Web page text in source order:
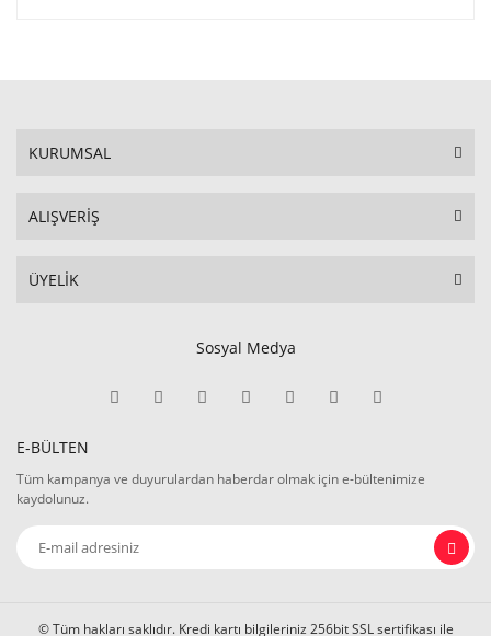
KURUMSAL
ALIŞVERİŞ
ÜYELİK
Sosyal Medya
E-BÜLTEN
Tüm kampanya ve duyurulardan haberdar olmak için e-bültenimize
kaydolunuz.
© Tüm hakları saklıdır. Kredi kartı bilgileriniz 256bit SSL sertifikası ile